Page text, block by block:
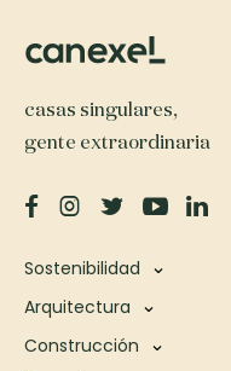
casas singulares,
gente extraordinaria
Sostenibilidad
Arquitectura
Construcción